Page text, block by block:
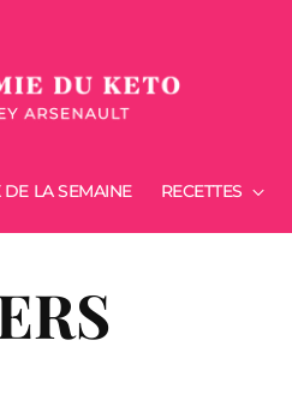
DE LA SEMAINE RECETTES